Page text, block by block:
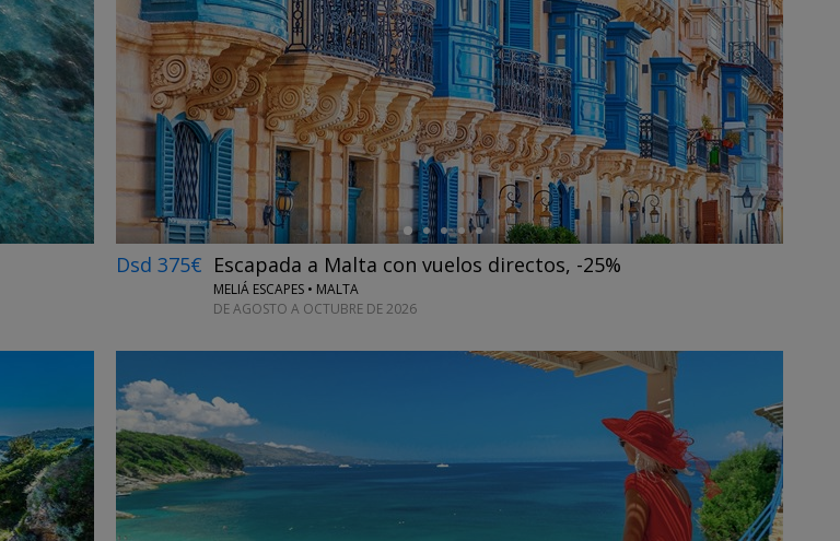
→
←
Dsd 375€ Escapada a Malta con vuelos directos, -25%
MELIÁ ESCAPES • MALTA
DE AGOSTO A OCTUBRE DE 2026